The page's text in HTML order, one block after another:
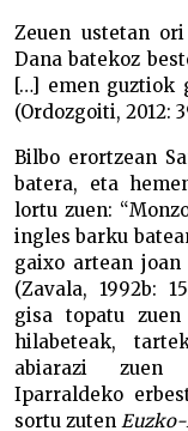
Zeuen ustetan
Dana batekoz
[…] emen guztiok
(Ordozgoiti, 2012:
Bilbo erortzean
batera, eta
lortu zuen:
ingles barku
gaixo artean joan
(Zavala, 1992b:
gisa topatu
hilabeteak,
abiarazi zuen
Iparraldeko
sortu zuten